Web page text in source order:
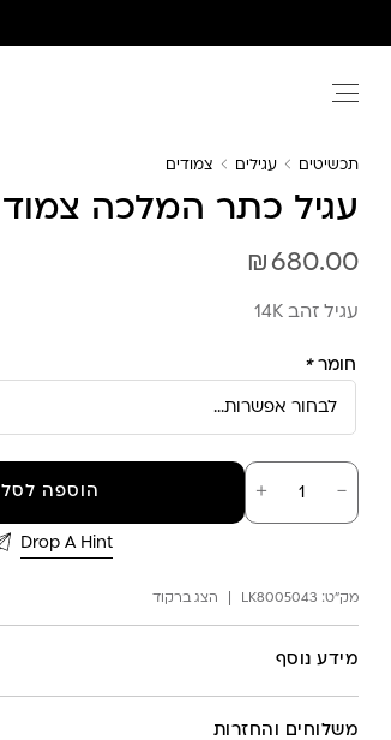
תכשיטים עגילים צמודים
עגיל כתר המלכה צמוד
₪ 680.00
עגיל זהב 14K
חומר*
－
כמות
של
עגיל
＋ הוספה לסל
Drop A Hint
מק"ט: LK8005043 הצג ברקוד
מידע נוסף
משלוחים והחזרות